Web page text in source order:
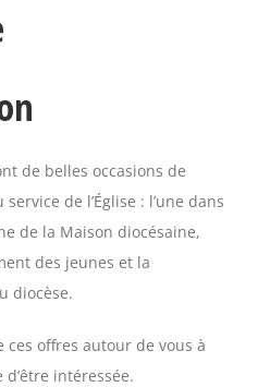
de belles occasions de
de l’Église : l’une dans
de la Maison diocésaine,
des jeunes et la
diocèse.
ces offres autour de vous à
intéressée.